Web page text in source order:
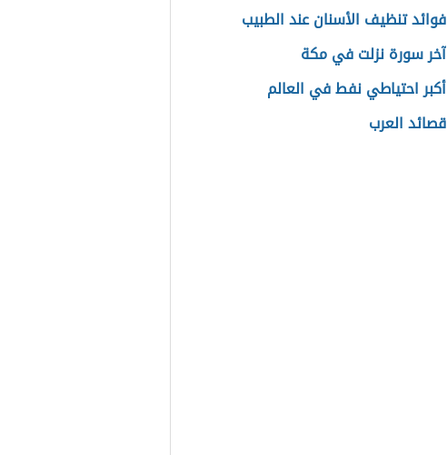
فوائد تنظيف الأسنان عند الطبيب
آخر سورة نزلت في مكة
أكبر احتياطي نفط في العالم
قصائد العرب